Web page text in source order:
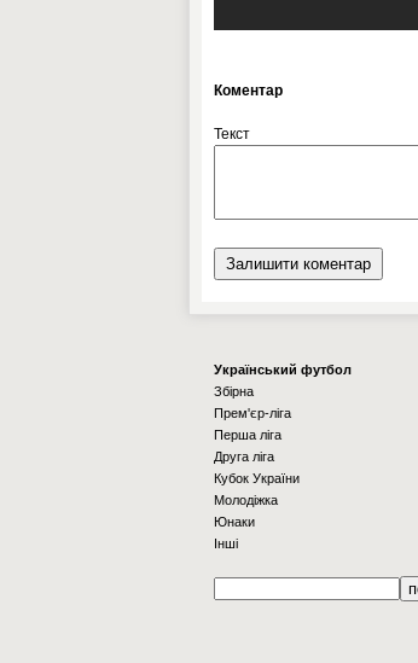
Коментар
Текст
Українcький футбол
Збірна
Прем'єр-ліга
Перша ліга
Друга ліга
Кубок України
Молодіжка
Юнаки
Інші